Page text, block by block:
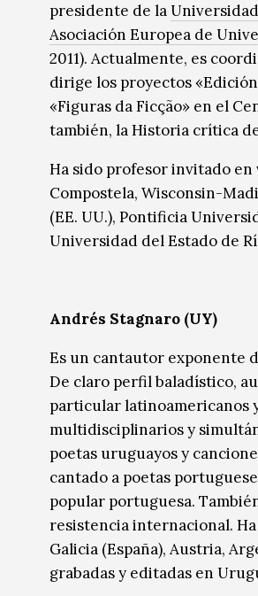
presidente de la
Asociación Europea de
2011). Actualmente, es
dirige los proyectos
«Figuras da Ficção» en el
también, la Historia crítica
Ha sido profesor invitado en
Compostela, Wisconsin-
(EE. UU.), Pontificia
Universidad del Estado de
Andrés Stagnaro (UY)
Es un cantautor exponente
De claro perfil baladístico,
particular latinoamericanos
multidisciplinarios y
poetas uruguayos y
cantado a poetas
popular portuguesa.
resistencia internacional.
Galicia (España), Austria,
grabadas y editadas en